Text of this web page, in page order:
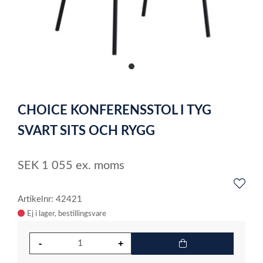
item
of
1
CHOICE KONFERENSSTOL I TYG
SVART SITS OCH RYGG
SEK 1 055 ex. moms
Artikelnr: 42421
Ej i lager